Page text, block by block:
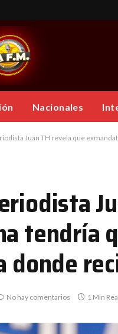
Nacionales
Juan TH revela que
tendría
donde
No hay comentarios 1 Min